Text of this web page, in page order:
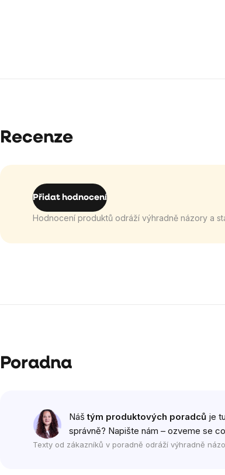
Recenze
Přidat hodnocení
Hodnocení produktů odráží výhradně názory a
Poradna
Náštým produktových poradců je
správně? Napište nám – ozveme se
Texty od zákazníků v poradně odráží výhradně